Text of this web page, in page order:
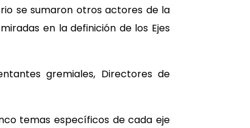
se sumaron otros actores de la
en la definición de los Ejes
gremiales, Directores de
temas específicos de cada eje